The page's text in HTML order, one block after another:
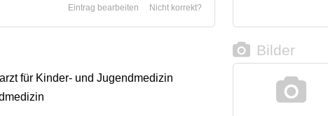
Nicht korrekt?
Eintrag bearbeiten
für Kinder- und Jugendmedizin
Bilder